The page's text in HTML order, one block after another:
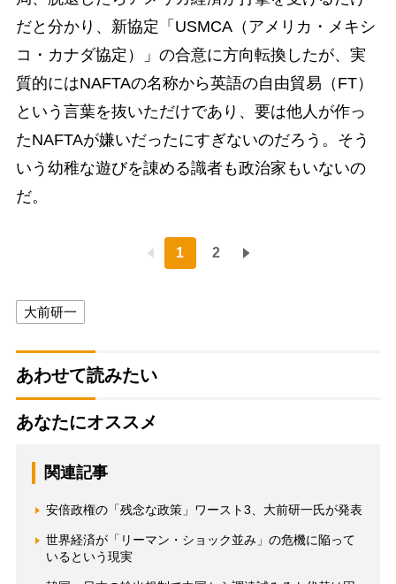
だと分かり、新協定「USMCA（アメリカ・メキシ
コ・カナダ協定）」の合意に方向転換したが、実
質的にはNAFTAの名称から英語の自由貿易（FT）
という言葉を抜いただけであり、要は他人が作っ
たNAFTAが嫌いだったにすぎないのだろう。そう
いう幼稚な遊びを諌める識者も政治家もいないの
だ。
1 2
大前研一
あわせて読みたい
あなたにオススメ
関連記事
安倍政権の「残念な政策」ワースト3、大前研一氏が発表
世界経済が「リーマン・ショック並み」の危機に陥って
いるという現実